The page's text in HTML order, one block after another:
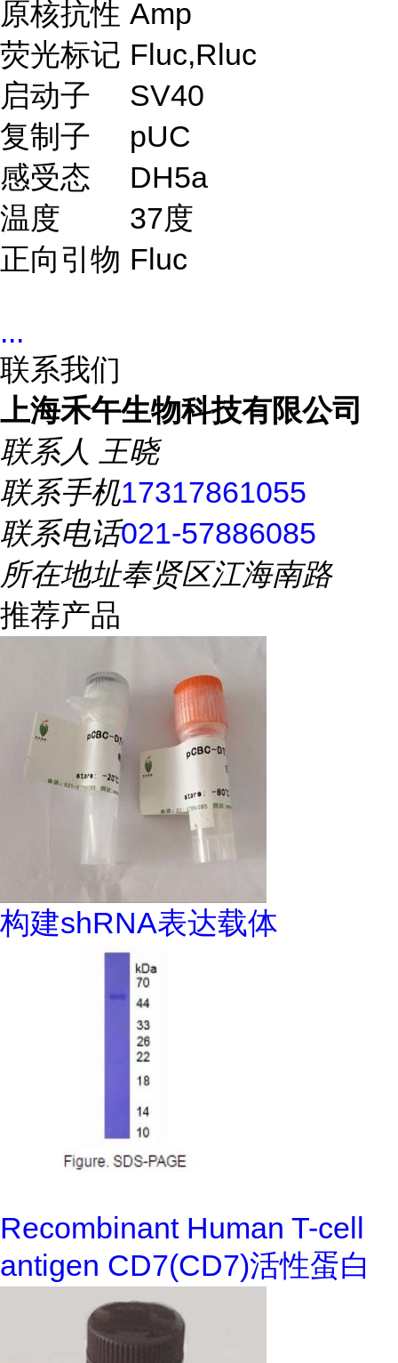
原核抗性 Amp
荧光标记 Fluc,Rluc
启动子
SV40
复制子
pUC
感受态
DH5a
温度
37度
正向引物 Fluc
...
联系我们
上海禾午生物科技有限公司
联系人 王晓
联系手机17317861055
联系电话021-57886085
所在地址奉贤区江海南路
推荐产品
构建shRNA表达载体
Recombinant Human T-cell
antigen CD7(CD7)活性蛋白